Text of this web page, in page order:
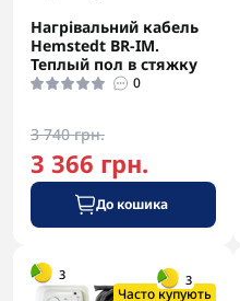
Нагрівальний кабель
Hemstedt BR-IM.
Теплый пол в стяжку
0
3 740 грн.
3 366 грн.
До кошика
3
-5% в корзині
Часто купують
3